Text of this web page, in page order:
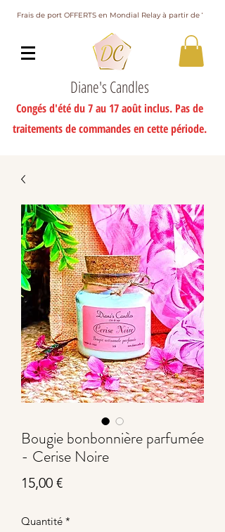
Frais de port OFFERTS en Mondial Relay à partir de 75€
Diane's Candles
Congés d'été du 7 au 17 août inclus. Pas de
traitements de commandes en cette période.
Bougie bonbonnière parfumée
- Cerise Noire
15,00 €Prix
Quantité *